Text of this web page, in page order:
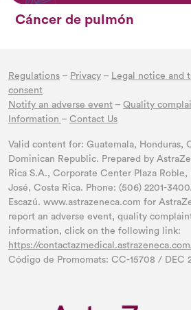
Cáncer de pulmón
Regulations – Privacy – Legal notice and
consent
Notify an adverse event – Quality
Information – Contact Us
Valid content for: Guatemala, Honduras,
Dominican Republic. Prepared by
Rica S.A., Corporate Center Plaza Roble,
José, Costa Rica. Phone: (506) 2201-
Escazú. www.astrazeneca.com for
report an adverse event, quality
information, click on the following link:
https://
Código de Promomats: CC-15708 / DEC